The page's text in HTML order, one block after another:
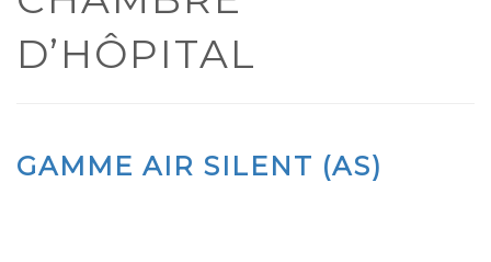
D’HÔPITAL
GAMME AIR SILENT (AS)